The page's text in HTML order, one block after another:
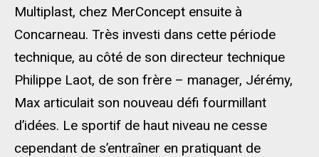
Multiplast, chez MerConcept ensuite à
Concarneau. Très investi dans cette période
technique, au côté de son directeur technique
Philippe Laot, de son frère – manager, Jérémy,
Max articulait son nouveau défi fourmillant
d’idées. Le sportif de haut niveau ne cesse
cependant de s’entraîner en pratiquant de